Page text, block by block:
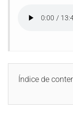
Índice de